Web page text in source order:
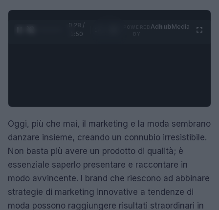
0:29 /
1:50
AdhubMedia
Oggi, più che mai, il marketing e la moda sembrano
danzare insieme, creando un connubio irresistibile.
Non basta più avere un prodotto di qualità; è
essenziale saperlo presentare e raccontare in
modo avvincente. I brand che riescono ad abbinare
strategie di marketing innovative a tendenze di
moda possono raggiungere risultati straordinari in